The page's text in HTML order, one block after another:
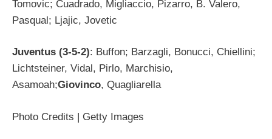
Tomovic; Cuadrado, Migliaccio, Pizarro, B. Valero,
Pasqual; Ljajic, Jovetic
Juventus (3-5-2): Buffon; Barzagli, Bonucci, Chiellini;
Lichtsteiner, Vidal, Pirlo, Marchisio,
Asamoah;Giovinco, Quagliarella
Photo Credits | Getty Images